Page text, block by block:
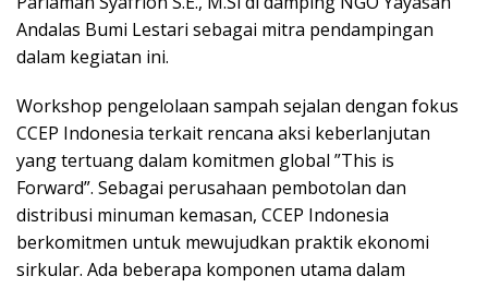
Andalas Bumi Lestari sebagai mitra pendampingan
dalam kegiatan ini.
Workshop pengelolaan sampah sejalan dengan fokus
CCEP Indonesia terkait rencana aksi keberlanjutan
yang tertuang dalam komitmen global ”This is
Forward”. Sebagai perusahaan pembotolan dan
distribusi minuman kemasan, CCEP Indonesia
berkomitmen untuk mewujudkan praktik ekonomi
sirkular. Ada beberapa komponen utama dalam